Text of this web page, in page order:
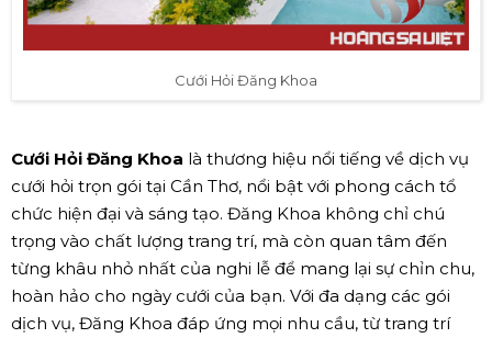
Cưới Hỏi Đăng Khoa
Cưới Hỏi Đăng Khoa là thương hiệu nổi tiếng về dịch vụ
cưới hỏi trọn gói tại Cần Thơ, nổi bật với phong cách tổ
chức hiện đại và sáng tạo. Đăng Khoa không chỉ chú
trọng vào chất lượng trang trí, mà còn quan tâm đến
từng khâu nhỏ nhất của nghi lễ để mang lại sự chỉn chu,
hoàn hảo cho ngày cưới của bạn. Với đa dạng các gói
dịch vụ, Đăng Khoa đáp ứng mọi nhu cầu, từ trang trí